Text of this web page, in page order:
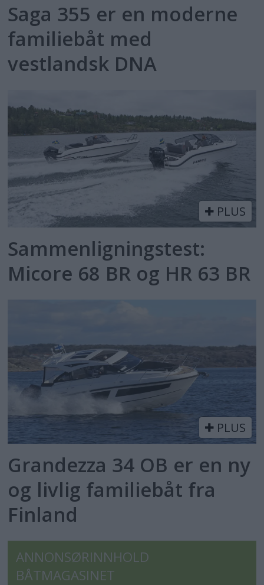
Saga 355 er en moderne
familiebåt med
vestlandsk DNA
PLUS
Sammenligningstest:
Micore 68 BR og HR 63 BR
PLUS
Grandezza 34 OB er en ny
og livlig familiebåt fra
Finland
ANNONSØRINNHOLD
BÅTMAGASINET